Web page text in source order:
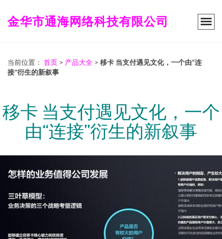
金华市通海网络科技有限公司
当前位置： 首页 > 产品大全 > 移卡 当支付遇见文化，一个由“连
接”衍生的新叙事
移卡 当支付遇见文化，一个
由“连接”衍生的新叙事